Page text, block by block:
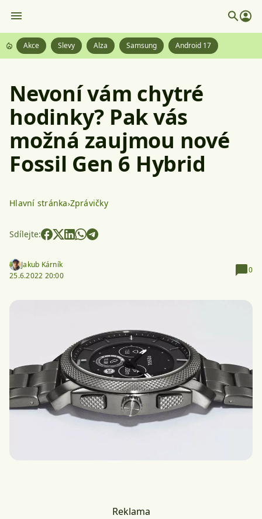
Akce Slevy Alza Samsung Android 17
Nevoní vám chytré
hodinky? Pak vás
možná zaujmou nové
Fossil Gen 6 Hybrid
Hlavní stránka Zprávičky
Sdílejte:
Jakub Kárník
25.6.2022 20:00
0
Reklama